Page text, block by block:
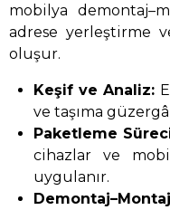
mobilya
adrese yerleştirme
oluşur.
Keşif ve Analiz:
ve taşıma
Paketleme
cihazlar ve
uygulanır.